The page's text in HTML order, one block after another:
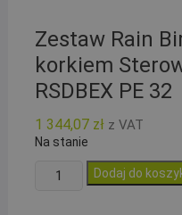
Zestaw Rain
korkiem
RSDBEX PE 32
1 344,07 zł z VAT
Na stanie
ilość
Dodaj do